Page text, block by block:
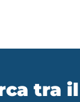
tra